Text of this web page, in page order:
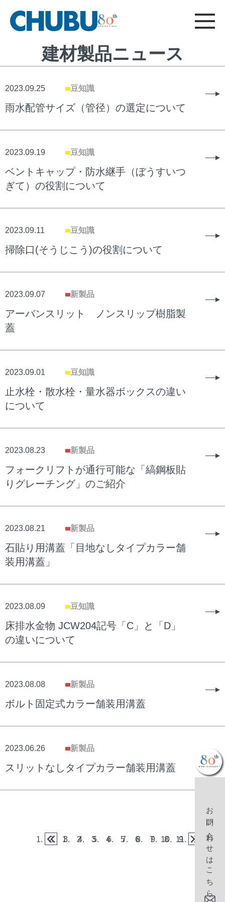
総合TOP
建材製品ニュース
2023.09.25 豆知識
雨水配管サイズ（管径）の選定について
2023.09.19 豆知識
ベントキャップ・防水継手（ぼうすいつ
ぎて）の役割について
2023.09.11 豆知識
掃除口(そうじこう)の役割について
2023.09.07 新製品
アーバンスリット ノンスリップ樹脂製
蓋
2023.09.01 豆知識
止水栓・散水栓・量水器ボックスの違い
について
2023.08.23 新製品
フォークリフトが通行可能な「縞鋼板貼
りグレーチング」のご紹介
2023.08.21 新製品
石貼り用溝蓋「目地なしタイプカラー舗
装用溝蓋」
2023.08.09 豆知識
床排水金物 JCW204記号「C」と「D」
の違いについて
2023.08.08 新製品
ボルト固定式カラー舗装用溝蓋
2023.06.26 新製品
スリットなしタイプカラー舗装用溝蓋
1 2 3 4 5 6 7 8 9 お問い合わせはこちら